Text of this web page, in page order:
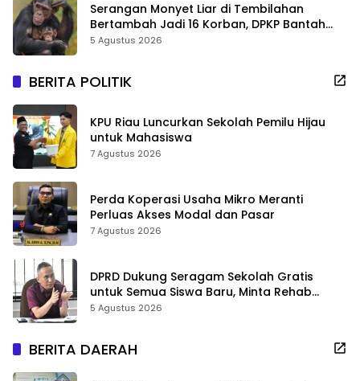
Serangan Monyet Liar di Tembilahan
Bertambah Jadi 16 Korban, DPKP Bantah
Video Gerombolan Viral
5 Agustus 2026
BERITA POLITIK
KPU Riau Luncurkan Sekolah Pemilu Hijau
untuk Mahasiswa
7 Agustus 2026
Perda Koperasi Usaha Mikro Meranti
Perluas Akses Modal dan Pasar
7 Agustus 2026
DPRD Dukung Seragam Sekolah Gratis
untuk Semua Siswa Baru, Minta Rehab
Sekolah Jangan Dikurangi
5 Agustus 2026
BERITA DAERAH